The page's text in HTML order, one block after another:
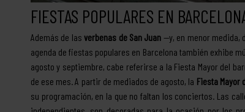
FIESTAS POPULARES EN
Además de lasverbenas de San Juan —y, en menor medida,
agenda de fiestas populares en Barcelona también exhibe
agosto y septiembre, cabe referirse a la Fiesta Mayor del
de ese mes. A partir de mediados de agosto, la Fiesta Mayor
su programación, en la que no faltan los conciertos. Las